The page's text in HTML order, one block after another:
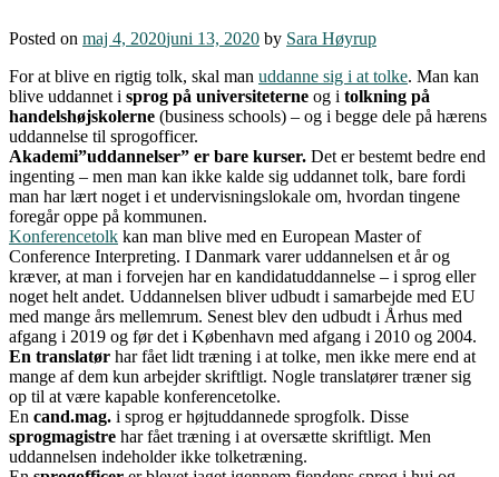
Posted on maj 4, 2020juni 13, 2020 by Sara Høyrup
For at blive en rigtig tolk, skal man uddanne sig i at tolke. Man kan
blive uddannet i sprog på universiteterne og i tolkning på
handelshøjskolerne (business schools) – og i begge dele på hærens
uddannelse til sprogofficer.
Akademi”uddannelser” er bare kurser. Det er bestemt bedre end
ingenting – men man kan ikke kalde sig uddannet tolk, bare fordi
man har lært noget i et undervisningslokale om, hvordan tingene
foregår oppe på kommunen.
Konferencetolk kan man blive med en European Master of
Conference Interpreting. I Danmark varer uddannelsen et år og
kræver, at man i forvejen har en kandidatuddannelse – i sprog eller
noget helt andet. Uddannelsen bliver udbudt i samarbejde med EU
med mange års mellemrum. Senest blev den udbudt i Århus med
afgang i 2019 og før det i København med afgang i 2010 og 2004.
En translatør har fået lidt træning i at tolke, men ikke mere end at
mange af dem kun arbejder skriftligt. Nogle translatører træner sig
op til at være kapable konferencetolke.
En cand.mag. i sprog er højtuddannede sprogfolk. Disse
sprogmagistre har fået træning i at oversætte skriftligt. Men
uddannelsen indeholder ikke tolketræning.